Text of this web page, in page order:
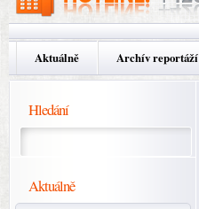
Aktuálně Archív reportáží
Hledání
Aktuálně